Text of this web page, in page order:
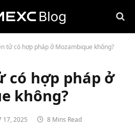
tử có hợp pháp ở Mozambique không?
có hợp pháp ở
không?
17, 2025 8 Mins Read